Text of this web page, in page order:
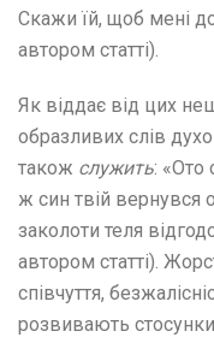
Скажи їй, щоб мені
автором статті).
Як віддає від цих
образливих слів
також служить: «Ото
ж син твій вернувся
заколоти теля
автором статті).
співчуття,
розвивають